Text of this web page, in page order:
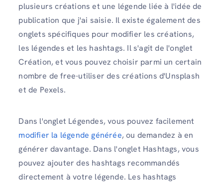
plusieurs créations et une légende liée à l'idée de
publication que j'ai saisie. Il existe également des
onglets spécifiques pour modifier les créations,
les légendes et les hashtags. Il s'agit de l'onglet
Création, et vous pouvez choisir parmi un certain
nombre de free-utiliser des créations d'Unsplash
et de Pexels.
Dans l'onglet Légendes, vous pouvez facilement
modifier la légende générée, ou demandez à en
générer davantage. Dans l'onglet Hashtags, vous
pouvez ajouter des hashtags recommandés
directement à votre légende. Les hashtags